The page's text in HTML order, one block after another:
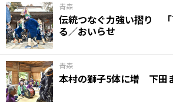
青森
伝統つなぐ力強い摺り 「
る／おいらせ
青森
本村の獅子5体に増 下田